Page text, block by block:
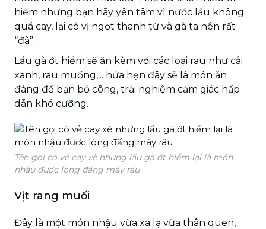
hiểm nhưng bạn hãy yên tâm vì nước lẩu không
quá cay, lại có vị ngọt thanh từ và gà ta nên rất
“đã”.
Lẩu gà ớt hiểm sẽ ăn kèm với các loại rau như cải
xanh, rau muống,... hứa hẹn đây sẽ là món ăn
đáng để bạn bỏ công, trải nghiệm cảm giác hấp
dẫn khó cưỡng.
Tên gọi có vẻ cay xè nhưng lẩu gà ớt hiểm lại là món
nhậu được lòng đấng mày râu
Vịt rang muối
Đây là một món nhậu vừa xa lạ vừa thân quen,